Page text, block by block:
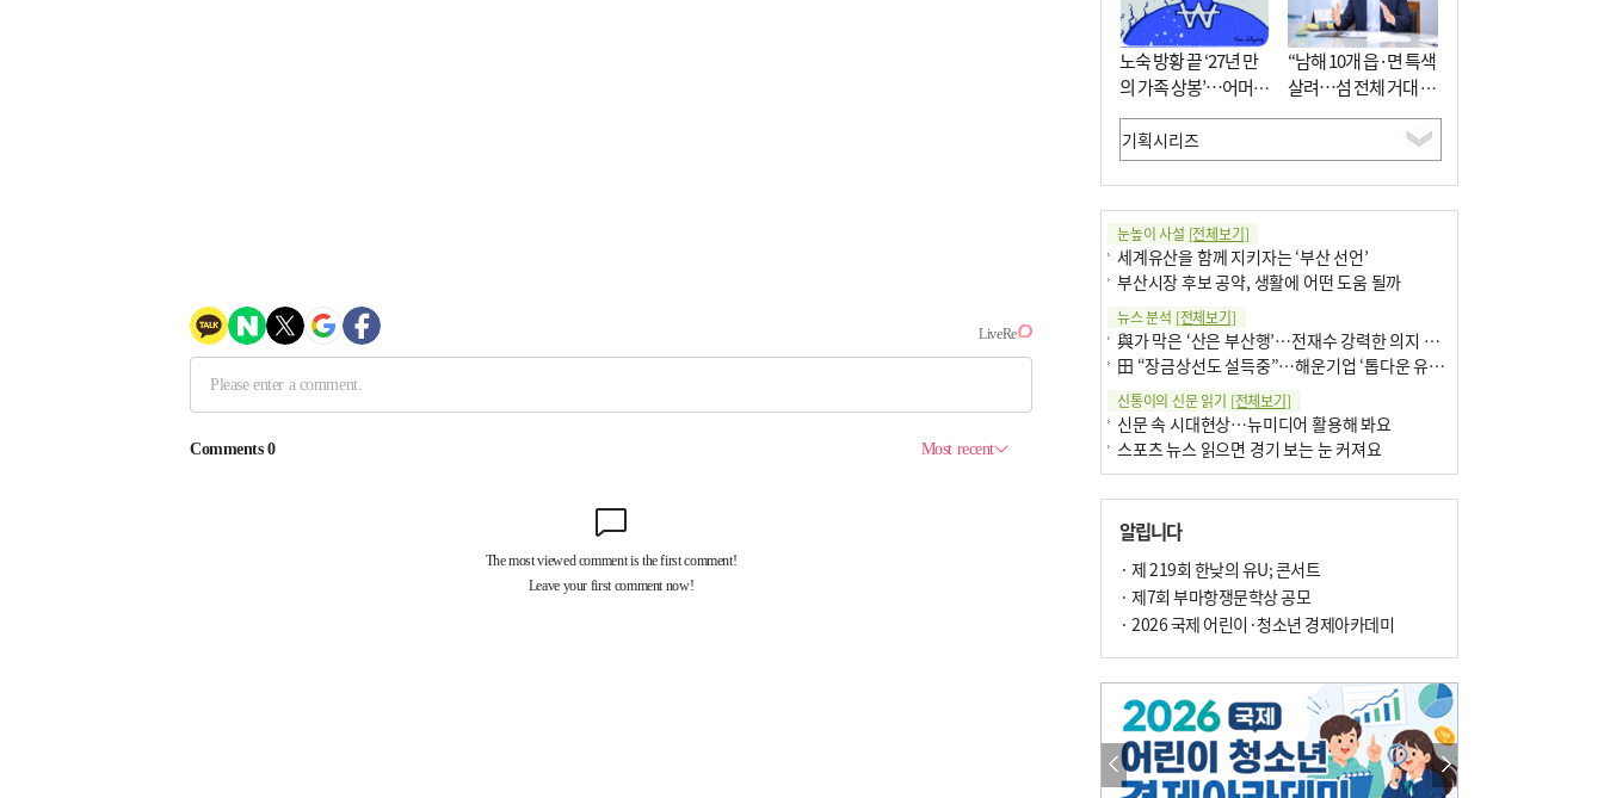
노숙 방황 끝 ‘27년 만
의 가족 상봉’…어머니
와 행복 꿈꿔
“남해 10개 읍·면 특색
살려…섬 전체 거대 정
원으로 조성”
눈높이 사설 [전체보기]
세계유산을 함께 지키자는 ‘부산 선언’
부산시장 후보 공약, 생활에 어떤 도움 될까
뉴스 분석 [전체보기]
與가 막은 ‘산은 부산행’…전재수 강력한 의지 표명 없인 공염불
田 “장금상선도 설득중”…해운기업 ‘톱다운 유치전’ 가속
신통이의 신문 읽기 [전체보기]
신문 속 시대현상…뉴미디어 활용해 봐요
스포츠 뉴스 읽으면 경기 보는 눈 커져요
구·군 승진 축하화분 관행 없애자니 소상공인 울상
팩트체크[전체보기]
의령 한우산 털중나리
한 손 뉴스[전체보기]
시민이 개발한 폭염 대응 앱 ‘그늘로’ 길안내 지도 등 인기
골목 맛집 발굴 고메 셀렉션…부산시, 페스티벌 시월 연계
알립니다
· 제 219회 한낮의 유U; 콘서트
· 제7회 부마항쟁문학상 공모
· 2026 국제 어린이·청소년 경제아카데미